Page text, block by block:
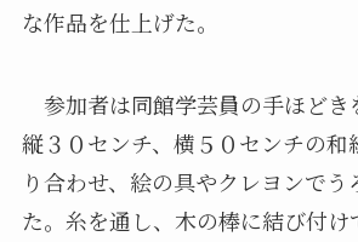
な作品を仕上げた。
参加者は同館学芸員の手ほどき
縦３０センチ、横５０センチの和
り合わせ、絵の具やクレヨンで
た。糸を通し、木の棒に結び付け